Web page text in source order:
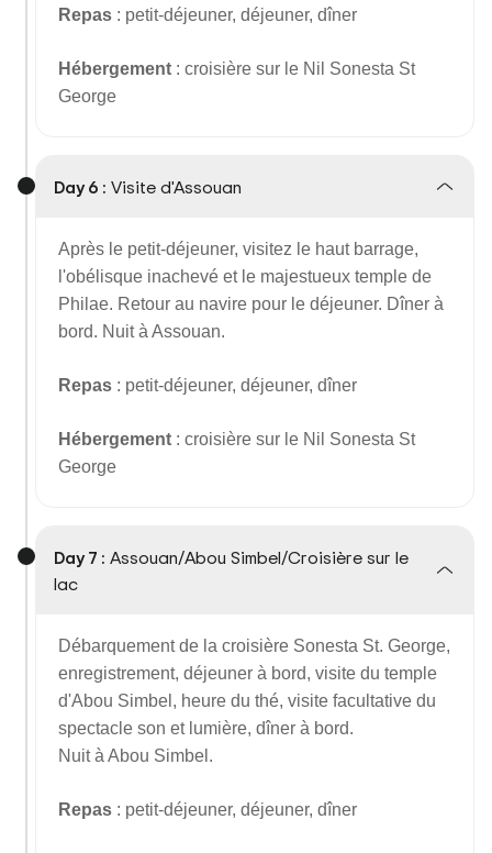
Repas : petit-déjeuner, déjeuner, dîner
Hébergement : croisière sur le Nil Sonesta St
George
Day 6 : Visite d'Assouan
Après le petit-déjeuner, visitez le haut barrage,
l'obélisque inachevé et le majestueux temple de
Philae. Retour au navire pour le déjeuner. Dîner à
bord. Nuit à Assouan.
Repas : petit-déjeuner, déjeuner, dîner
Hébergement : croisière sur le Nil Sonesta St
George
Day 7 : Assouan/Abou Simbel/Croisière sur le
lac
Débarquement de la croisière Sonesta St. George,
enregistrement, déjeuner à bord, visite du temple
d'Abou Simbel, heure du thé, visite facultative du
spectacle son et lumière, dîner à bord.
Nuit à Abou Simbel.
Repas : petit-déjeuner, déjeuner, dîner